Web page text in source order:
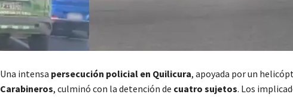
Una intensa persecución policial en Quilicura, apoyada por un
Carabineros, culminó con la detención de cuatro sujetos. Los